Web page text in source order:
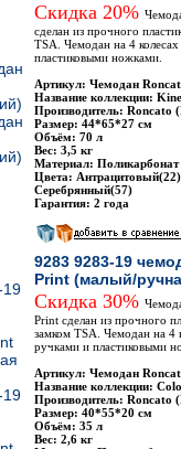
Скидка 20%
сделан из прочного
TSA. Чемодан на 4
пластиковыми ножками.
Артикул: Чемодан
Название коллекции:
Производитель: Roncato
Размер: 44*65*27 см
Объём: 70 л
Вес: 3,5 кг
Материал: Поликарбонат
Цвета:
Серебрянный(57)
Гарантия: 2 года
9283 9283-19
Print (малый/
Скидка 30%
Print сделан из прочного
замком TSA. Чемодан на 4
ручками и пластиковыми
Артикул: Чемодан
Название коллекции:
Производитель: Roncato
Размер: 40*55*20 см
Объём: 35 л
Вес: 2,6 кг